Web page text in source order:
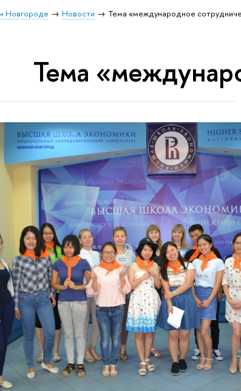
Новгороде Новости Тема «международное
Тема